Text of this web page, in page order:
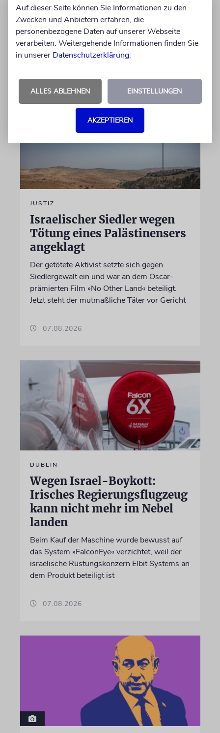
Programmdirektorin Andrea Schafarczyk
gewandt. Wir dokumentieren das Schreiben
im Wortlaut
von Felix Schotland
JUSTIZ
Israelischer Siedler wegen
Tötung eines Palästinensers
angeklagt
Der getötete Aktivist setzte sich gegen
Siedlergewalt ein und war an dem Oscar-
prämierten Film »No Other Land« beteiligt.
Jetzt steht der mutmaßliche Täter vor Gericht
07.08.2026
DUBLIN
Wegen Israel-Boykott:
Irisches Regierungsflugzeug
kann nicht mehr im Nebel
landen
Beim Kauf der Maschine wurde bewusst auf
das System »FalconEye« verzichtet, weil der
israelische Rüstungskonzern Elbit Systems an
dem Produkt beteiligt ist
07.08.2026
Auf dieser Seite können Sie Informationen zu den
Zwecken und Anbietern erfahren, die
personenbezogene Daten auf unserer Webseite
verarbeiten. Weitergehende Informationen finden Sie
in unserer Datenschutzerklärung.
ALLES ABLEHNEN EINSTELLUNGEN
AKZEPTIEREN